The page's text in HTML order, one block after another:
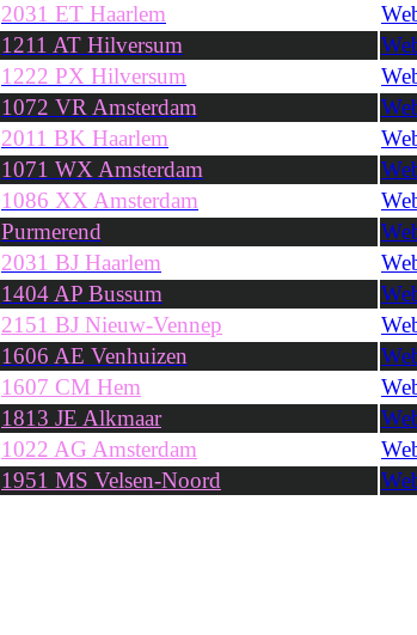
2031 ET Haarlem
1211 AT Hilversum
1222 PX Hilversum
1072 VR Amsterdam
2011 BK Haarlem
1071 WX Amsterdam
1086 XX Amsterdam
Purmerend
2031 BJ Haarlem
1404 AP Bussum
2151 BJ Nieuw-Vennep
1606 AE Venhuizen
1607 CM Hem
1813 JE Alkmaar
1022 AG Amsterdam
1951 MS Velsen-Noord